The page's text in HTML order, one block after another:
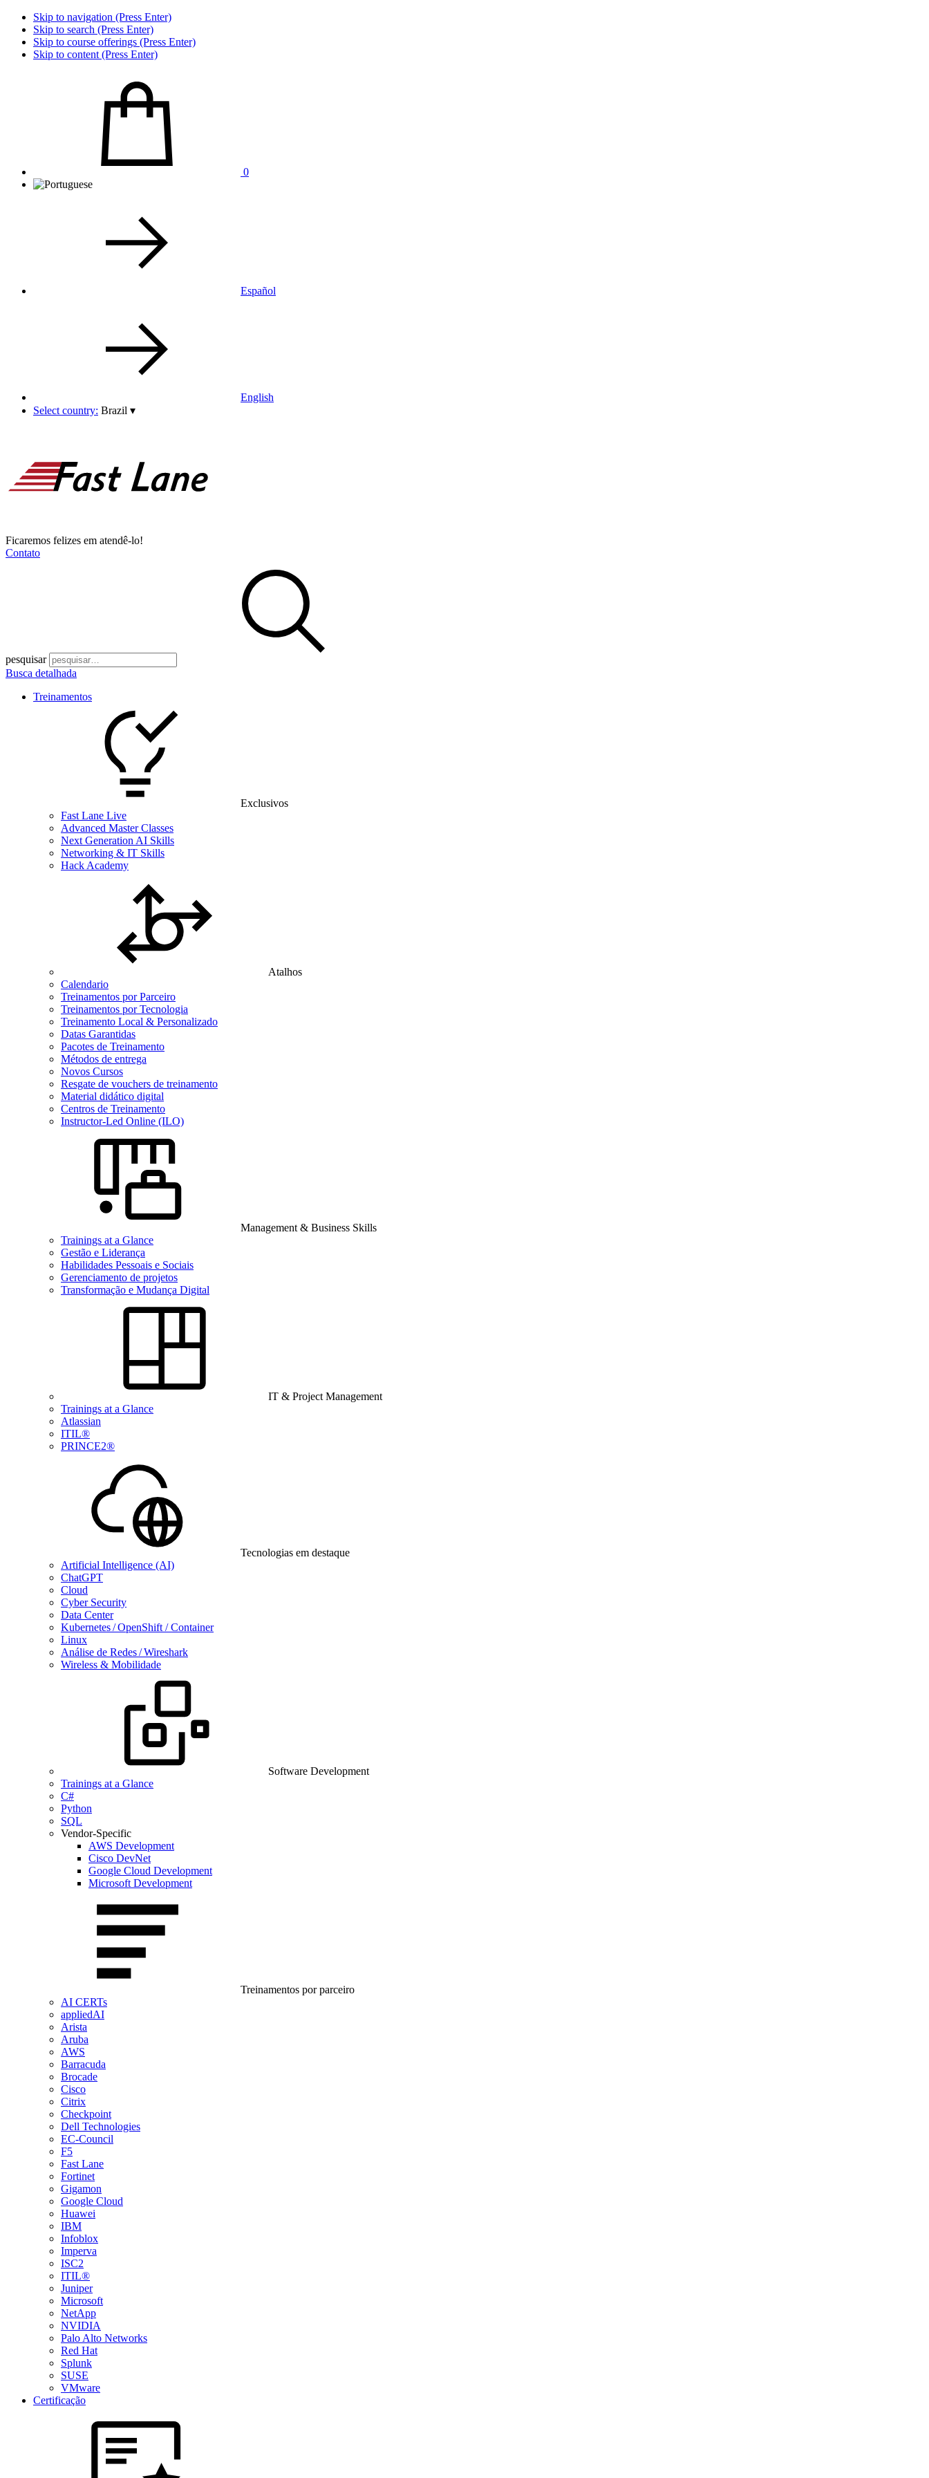
Skip to navigation (Press Enter)
Skip to search (Press Enter)
Skip to course offerings (Press Enter)
Skip to content (Press Enter)
0
Español
English
Select country: Brazil ▾
Ficaremos felizes em atendê-lo!
Contato
pesquisar
Busca detalhada
Treinamentos
Exclusivos
Fast Lane Live
Advanced Master Classes
Next Generation AI Skills
Networking & IT Skills
Hack Academy
Atalhos
Calendario
Treinamentos por Parceiro
Treinamentos por Tecnologia
Treinamento Local & Personalizado
Datas Garantidas
Pacotes de Treinamento
Métodos de entrega
Novos Cursos
Resgate de vouchers de treinamento
Material didático digital
Centros de Treinamento
Instructor-Led Online (ILO)
Management & Business Skills
Trainings at a Glance
Gestão e Liderança
Habilidades Pessoais e Sociais
Gerenciamento de projetos
Transformação e Mudança Digital
IT & Project Management
Trainings at a Glance
Atlassian
ITIL®
PRINCE2®
Tecnologias em destaque
Artificial Intelligence (AI)
ChatGPT
Cloud
Cyber Security
Data Center
Kubernetes / OpenShift / Container
Linux
Análise de Redes / Wireshark
Wireless & Mobilidade
Software Development
Trainings at a Glance
C#
Python
SQL
Vendor-Specific
AWS Development
Cisco DevNet
Google Cloud Development
Microsoft Development
Treinamentos por parceiro
AI CERTs
appliedAI
Arista
Aruba
AWS
Barracuda
Brocade
Cisco
Citrix
Checkpoint
Dell Technologies
EC-Council
F5
Fast Lane
Fortinet
Gigamon
Google Cloud
Huawei
IBM
Infoblox
Imperva
ISC2
ITIL®
Juniper
Microsoft
NetApp
NVIDIA
Palo Alto Networks
Red Hat
Splunk
SUSE
VMware
Certificação